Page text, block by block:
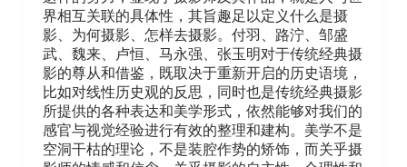
界相互关联的具体性，其旨趣足以定义什么是摄
影、为何摄影、怎样去摄影。付羽、路泞、邹盛
武、魏来、卢恒、马永强、张玉明对于传统经典摄
影的尊从和借鉴，既取决于重新开启的历史语境，
比如对线性历史观的反思，同时也是传统经典摄影
所提供的各种表达和美学形式，依然能够对我们的
感官与视觉经验进行有效的整理和建构。美学不是
空洞干枯的理论，不是装腔作势的矫饰，而关乎摄